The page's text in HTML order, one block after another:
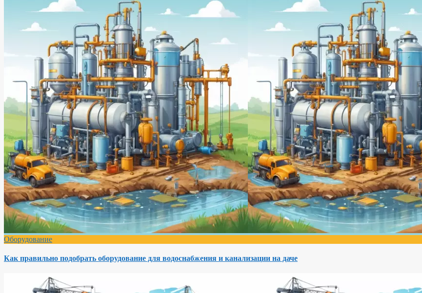
Оборудование
Как правильно подобрать оборудование для водоснабжения и канализации на даче